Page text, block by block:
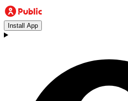
Install App